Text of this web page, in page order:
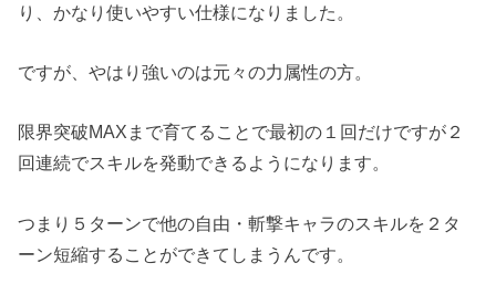
り、かなり使いやすい仕様になりました。
ですが、やはり強いのは元々の力属性の方。
限界突破MAXまで育てることで最初の１回だけですが２
回連続でスキルを発動できるようになります。
つまり５ターンで他の自由・斬撃キャラのスキルを２タ
ーン短縮することができてしまうんです。